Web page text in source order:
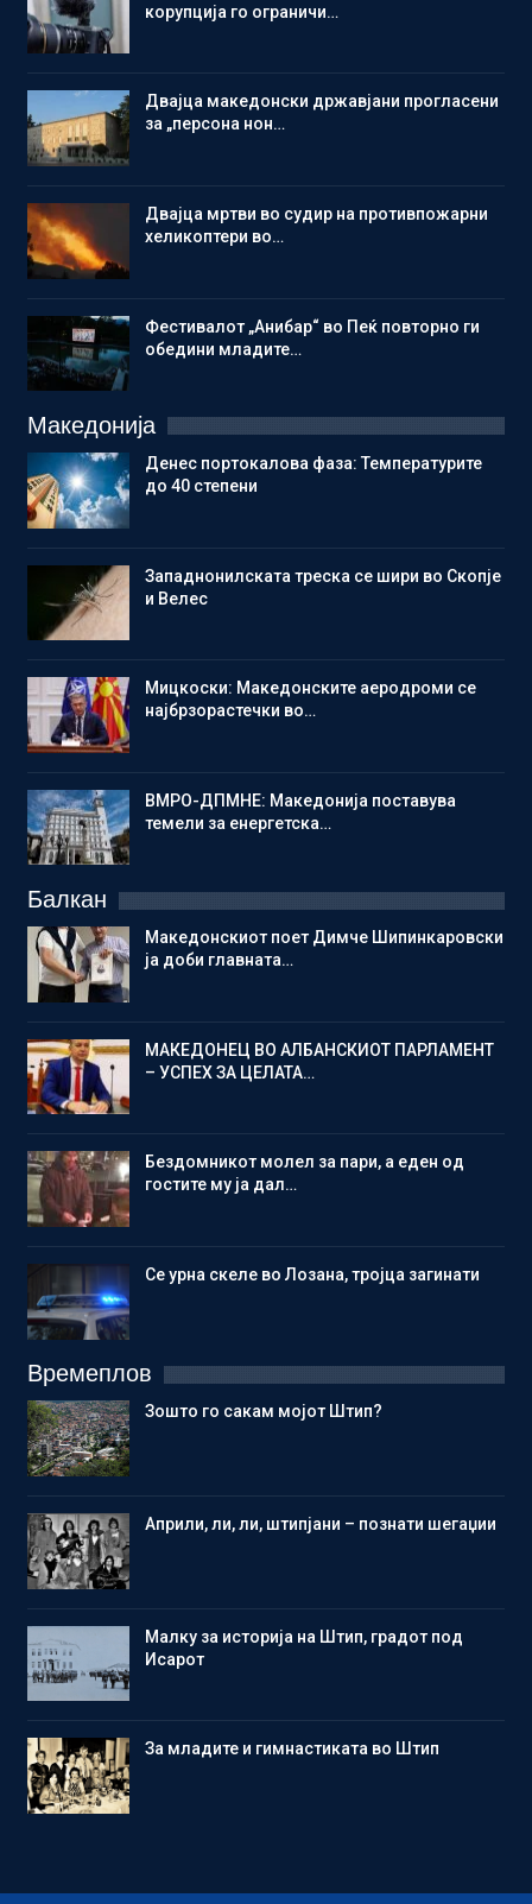
корупција го ограничи…
Двајца македонски државјани прогласени
за „персона нон…
Двајца мртви во судир на противпожарни
хеликоптери во…
Фестивалот „Анибар“ во Пеќ повторно ги
обедини младите…
Македонија
Денес портокалова фаза: Температурите
до 40 степени
Западнонилската треска се шири во Скопје
и Велес
Мицкоски: Македонските аеродроми се
најбрзорастечки во…
ВМРО-ДПМНЕ: Македонија поставува
темели за енергетска…
Балкан
Македонскиот поет Димче Шипинкаровски
ја доби главната…
МАКЕДОНЕЦ ВО АЛБАНСКИОТ ПАРЛАМЕНТ
– УСПЕХ ЗА ЦЕЛАТА…
Бездомникот молел за пари, а еден од
гостите му ја дал…
Се урна скеле во Лозана, тројца загинати
Времеплов
Зошто го сакам мојот Штип?
Aприли, ли, ли, штипјани – познати шегаџии
Малку за историја на Штип, градот под
Исарот
Зa младите и гимнастиката во Штип